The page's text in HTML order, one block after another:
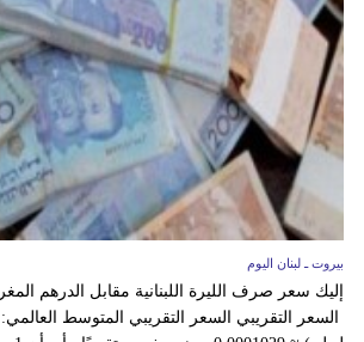
بيروت ـ لبنان اليوم